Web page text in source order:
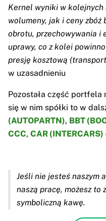
Kernel wyniki w kolejnych
wolumeny, jak i ceny zbóż
obrotu, przechowywania i
uprawy, co z kolei
presję kosztową
w uzasadnieniu
Pozostała część portfela
się w nim spółki to w
(AUTOPARTN), BBT
CCC, CAR (INTERCARS)
Jeśli nie jesteś naszym
naszą pracę, możesz to
symboliczną kawę.